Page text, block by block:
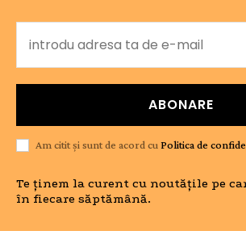
ABONARE
Am citit și sunt de acord cuPolitica de
Te ținem la curent cu noutățile pe
în fiecare săptămână.